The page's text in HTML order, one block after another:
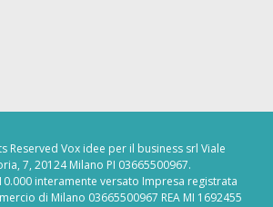
Reserved Vox idee per il business srl Viale
7, 20124 Milano PI 03665500967.
interamente versato Impresa registrata
di Milano 03665500967 REA MI 1692455